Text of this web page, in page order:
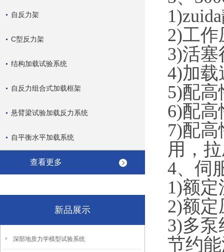
自反力架
C型反力架
结构加载试验系统
自反力组合式加载框架
悬臂梁试验加载反力系统
自平衡水平加载系统
查看更多
新品展示
深部地质力学模型试验系统
2)工作
3)活塞
4)加载
5)配
6)配
7)配
用，
4、伺
1)额
2)额定
3)多
节约